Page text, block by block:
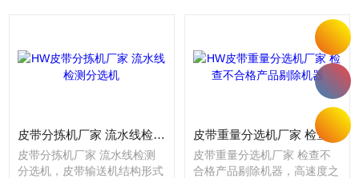
有输送带，不合格的予以剔除
（或报警）
根据重量自动分级，也可配合
后续流水线作自动剔除不良品
之连锁动作。 检测物通过检
重秤进行称重检测，合格的送
回原有输送带，不合格的予以
皮带分拣机厂家 流水线检测分选机
皮带分拣机厂家 流水线检测
分选机，皮带输送机结构形式
皮带重量分选机厂家 检查不
合格产品剔除机器，高速度之